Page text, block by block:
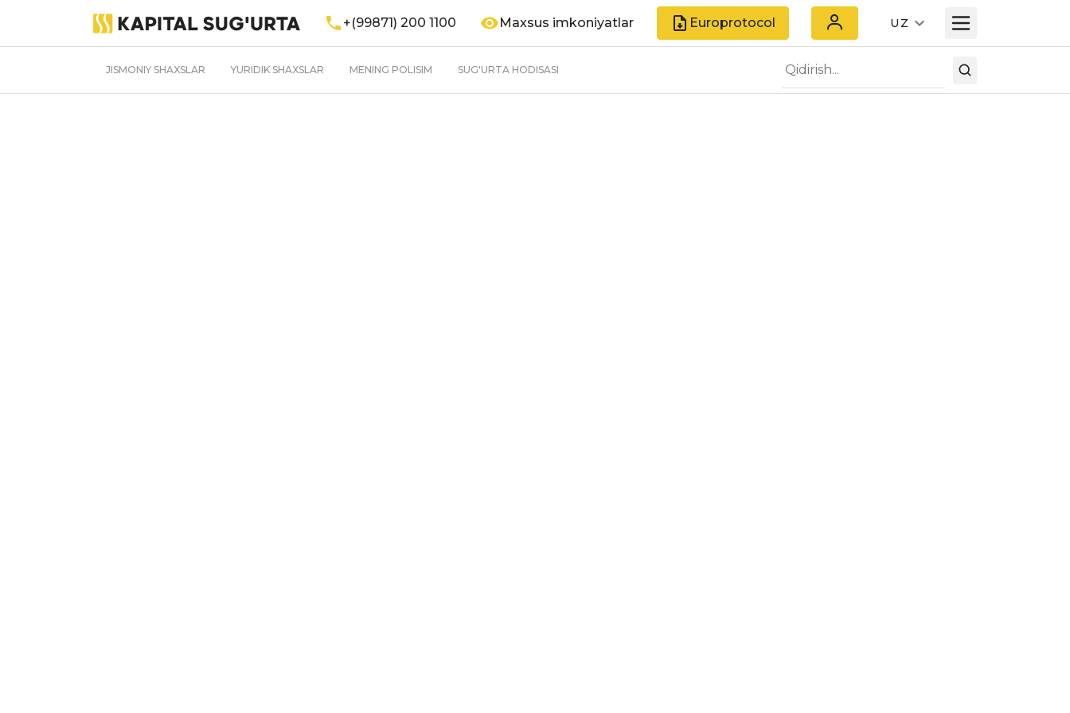
+(99871) 200 1100 Maxsus imkoniyatlar Europrotocol UZ
JISMONIY SHAXSLAR YURIDIK SHAXSLAR MENING POLISIM SUG'URTA HODISASI